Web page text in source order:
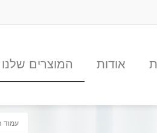
אודות המוצרים שלנו
עמוד